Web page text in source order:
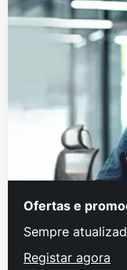
Ofertas e
Sempre
Registar agora